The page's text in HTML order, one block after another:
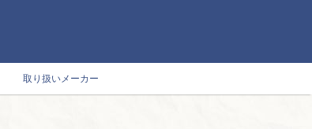
取り扱いメーカー